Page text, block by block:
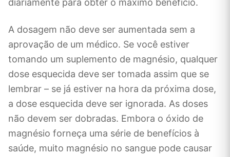
diariamente para obter o máximo benefício.
A dosagem não deve ser aumentada sem a
aprovação de um médico. Se você estiver
tomando um suplemento de magnésio, qualquer
dose esquecida deve ser tomada assim que se
lembrar – se já estiver na hora da próxima dose,
a dose esquecida deve ser ignorada. As doses
não devem ser dobradas. Embora o óxido de
magnésio forneça uma série de benefícios à
saúde, muito magnésio no sangue pode causar